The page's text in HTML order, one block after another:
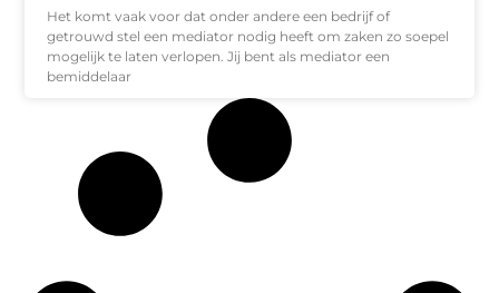
Het komt vaak voor dat onder andere een bedrijf of
getrouwd stel een mediator nodig heeft om zaken zo soepel
mogelijk te laten verlopen. Jij bent als mediator een
bemiddelaar